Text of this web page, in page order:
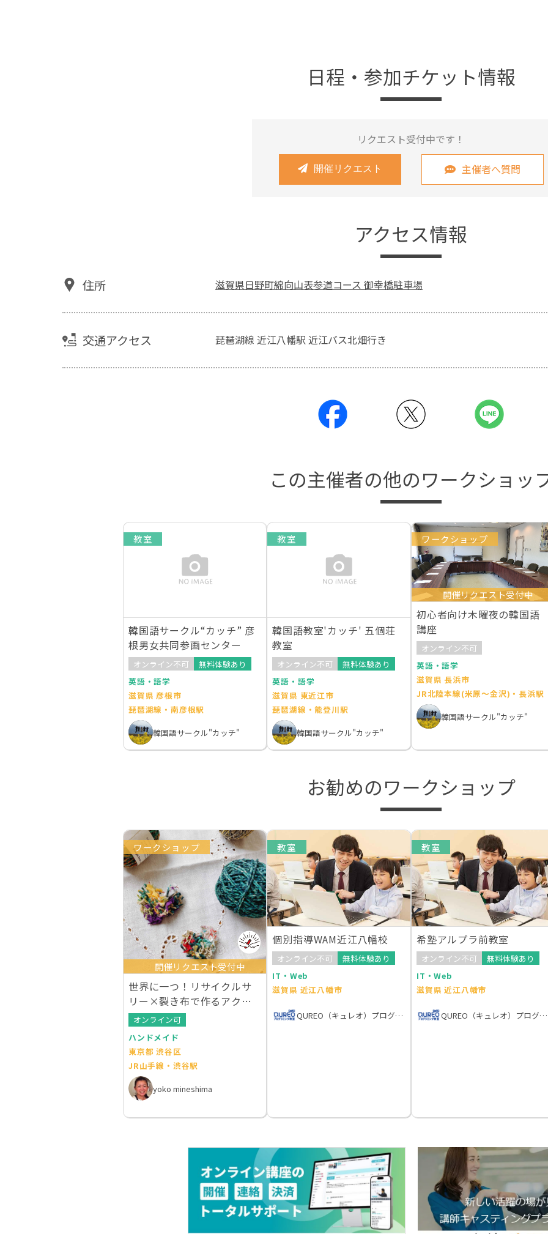
日程・参加チケット情報
リクエスト受付中です！
開催リクエスト 主催者へ質問
アクセス情報
住所 滋賀県日野町綿向山表参道コース 御幸橋駐車場
交通アクセス 琵琶湖線 近江八幡駅 近江バス北畑行き
この主催者の他のワークショッ
教室
韓国語サークル“カッチ” 彦
根男女共同参画センター
オンライン不可
無料体験あり
英語・語学
滋賀県 彦根市
琵琶湖線・南彦根駅
韓国語サークル"カッチ"
教室
韓国語教室'カッチ' 五個荘
教室
オンライン不可
無料体験あり
英語・語学
滋賀県 東近江市
琵琶湖線・能登川駅
韓国語サークル"カッチ"
ワークショップ
開催リクエスト受付中
初心者向け木曜夜の韓国語
講座
オンライン不可
英語・語学
滋賀県 長浜市
JR北陸本線(米原～金沢)・長浜駅
韓国語サークル"カッチ"
お勧めのワークショップ
ワークショップ
開催リクエスト受付中
世界に一つ！リサイクルサ
リー×裂き布で作るアクセ
サリー
オンライン可
ハンドメイド
東京都 渋谷区
JR山手線・渋谷駅
yoko mineshima
教室
個別指導WAM近江八幡校
オンライン不可
無料体験あり
IT・Web
滋賀県 近江八幡市
QUREO（キュレオ）プログラミング教室
教室
希塾アルプラ前教室
オンライン不可
無料体験あり
IT・Web
滋賀県 近江八幡市
QUREO（キュレオ）プログラミング教室